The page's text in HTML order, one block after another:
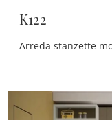
K122